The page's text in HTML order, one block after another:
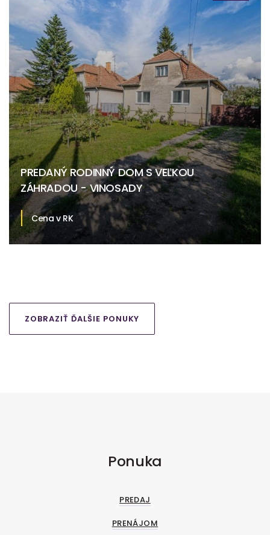
PREDANÝ RODINNÝ DOM S VEĽKOU
ZÁHRADOU - VINOSADY
Cena v RK
ZOBRAZIŤ ĎALŠIE PONUKY
Ponuka
PREDAJ
PRENÁJOM